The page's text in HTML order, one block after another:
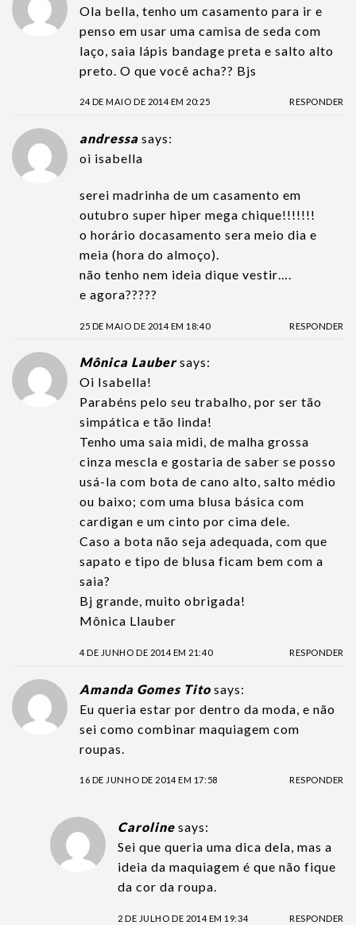
Ola bella, tenho um casamento para ir e
penso em usar uma camisa de seda com
laço, saia lápis bandage preta e salto alto
preto. O que você acha?? Bjs
24 DE MAIO DE 2014 EM 20:25 RESPONDER
andressa says:
oi isabella
serei madrinha de um casamento em
outubro super hiper mega chique!!!!!!!
o horário docasamento sera meio dia e
meia (hora do almoço).
não tenho nem ideia dique vestir….
e agora?????
25 DE MAIO DE 2014 EM 18:40 RESPONDER
Mônica Lauber says:
Oi Isabella!
Parabéns pelo seu trabalho, por ser tão
simpática e tão linda!
Tenho uma saia midi, de malha grossa
cinza mescla e gostaria de saber se posso
usá-la com bota de cano alto, salto médio
ou baixo; com uma blusa básica com
cardigan e um cinto por cima dele.
Caso a bota não seja adequada, com que
sapato e tipo de blusa ficam bem com a
saia?
Bj grande, muito obrigada!
Mônica Llauber
4 DE JUNHO DE 2014 EM 21:40 RESPONDER
Amanda Gomes Tito says:
Eu queria estar por dentro da moda, e não
sei como combinar maquiagem com
roupas.
16 DE JUNHO DE 2014 EM 17:58 RESPONDER
Caroline says:
Sei que queria uma dica dela, mas a
ideia da maquiagem é que não fique
da cor da roupa.
2 DE JULHO DE 2014 EM 19:34 RESPONDER